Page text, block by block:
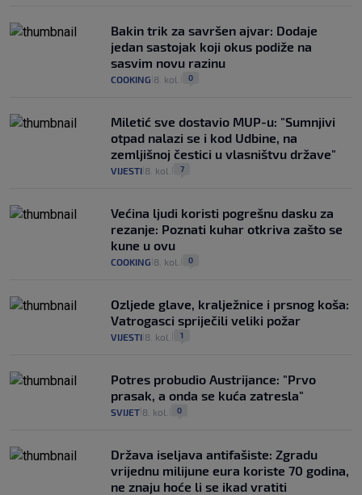
Bakin trik za savršen ajvar: Dodaje
jedan sastojak koji okus podiže na
sasvim novu razinu
COOKING 8. kol. 0
Miletić sve dostavio MUP-u: "Sumnjivi
otpad nalazi se i kod Udbine, na
zemljišnoj čestici u vlasništvu države"
VIJESTI 8. kol. 7
Većina ljudi koristi pogrešnu dasku za
rezanje: Poznati kuhar otkriva zašto se
kune u ovu
COOKING 8. kol. 0
Ozljede glave, kralježnice i prsnog koša:
Vatrogasci spriječili veliki požar
VIJESTI 8. kol. 1
Potres probudio Austrijance: "Prvo
prasak, a onda se kuća zatresla"
SVIJET 8. kol. 0
Država iseljava antifašiste: Zgradu
vrijednu milijune eura koriste 70 godina,
ne znaju hoće li se ikad vratiti